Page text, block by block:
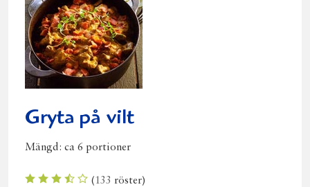
Gryta på vilt
Mängd: ca 6 portioner
(133 röster)